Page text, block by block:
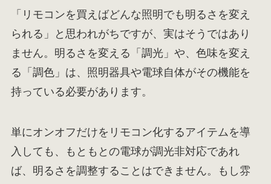
「リモコンを買えばどんな照明でも明るさを変え
られる」と思われがちですが、実はそうではあり
ません。明るさを変える「調光」や、色味を変え
る「調色」は、照明器具や電球自体がその機能を
持っている必要があります。
単にオンオフだけをリモコン化するアイテムを導
入しても、もともとの電球が調光非対応であれ
ば、明るさを調整することはできません。もし雰